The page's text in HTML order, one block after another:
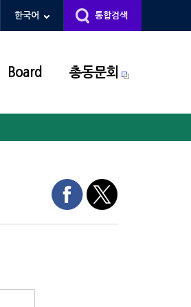
한국어 통합검색
Board 총동문회